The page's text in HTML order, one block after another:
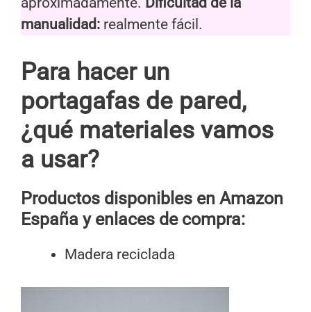
manualidad: realmente fácil.
Para hacer un
portagafas de pared,
¿qué materiales vamos
a usar?
Productos disponibles en Amazon
España y enlaces de compra:
Madera reciclada